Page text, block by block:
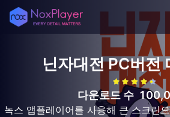
닌자대전PC버전
다운로드 수
녹스 앱플레이어를 사용해 큰 스크린